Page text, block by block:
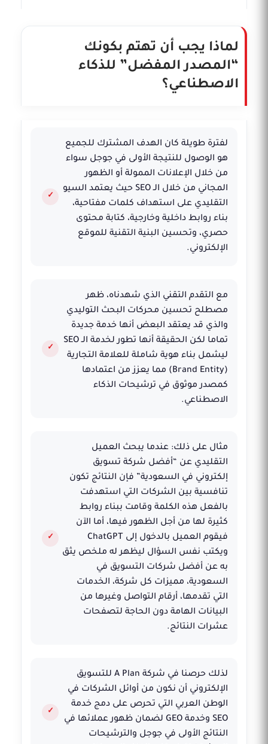
لماذا يجب أن تهتم بكونك
“المصدر المفضل” للذكاء
الاصطناعي؟
لفترة طويلة كان الهدف المشترك للجميع
هو الوصول للنتيجة الأولى في جوجل سواء
من خلال الإعلانات الممولة أو الظهور
المجاني من خلال الـ SEO حيث يعتمد السيو
التقليدي على استهداف كلمات مفتاحية،
بناء روابط داخلية وخارجية، كتابة محتوى
حصري، وتحسين البنية التقنية للموقع
الإلكتروني.
مع التقدم التقني الذي شهدناه، ظهر
مصطلح تحسين محركات البحث التوليدي
والذي قد يعتقد البعض أنها خدمة جديدة
تماما لكن الحقيقة أنها تطور لخدمة الـ SEO
ليشمل بناء هوية شاملة للعلامة التجارية
(Brand Entity) مما يعزز من اعتمادها
كمصدر موثوق في ترشيحات الذكاء
الاصطناعي.
مثال على ذلك: عندما يبحث العميل
التقليدي عن “أفضل شركة تسويق
إلكتروني في السعودية” فإن النتائج تكون
تنافسية بين الشركات التي استهدفت
بالفعل هذه الكلمة وقامت ببناء روابط
كثيرة لها من أجل الظهور فيها، أما الآن
فيقوم العميل بالدخول إلى ChatGPT
ويكتب نفس السؤال ليظهر له ملخص يثق
به عن أفضل شركات التسويق في
السعودية، مميزات كل شركة، الخدمات
التي تقدمها، أرقام التواصل وغيرها من
البيانات الهامة دون الحاجة لتصفحات
عشرات النتائج.
لذلك حرصنا في شركة A Plan للتسويق
الإلكتروني أن نكون من أوائل الشركات في
الوطن العربي التي تحرص على دمج خدمة
SEO وخدمة GEO لضمان ظهور عملائها في
النتائج الأولى في جوجل والترشيحات